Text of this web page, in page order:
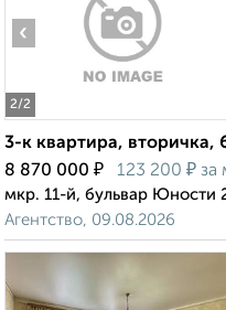
2/2
‹
3-к квартира, вторичка,
8 870 000 ₽ 123 200 ₽ за
мкр. 11-й, бульвар Юности
Агентство, 09.08.2026